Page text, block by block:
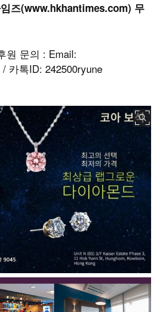
즈(www.hkhantimes.com) 무
원 문의 : Email:
카톡ID: 242500ryune